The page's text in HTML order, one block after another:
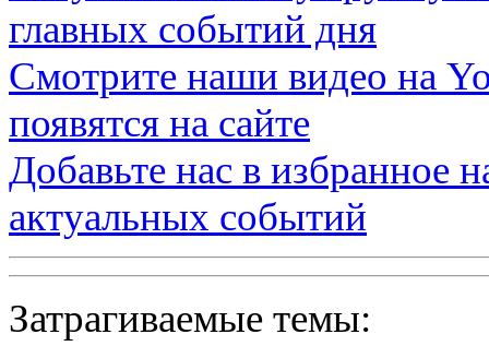
главных событий дня
Смотрите наши видео на
появятся на сайте
Добавьте нас в избранное
актуальных событий
Затрагиваемые темы: